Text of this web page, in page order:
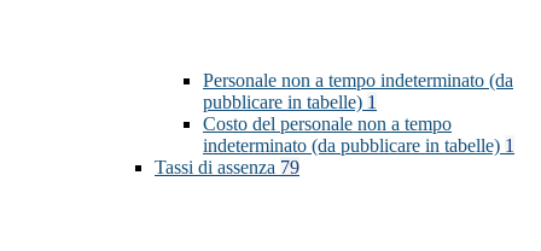
Personale non a tempo indeterminato (da
pubblicare in tabelle) 1
Costo del personale non a tempo
indeterminato (da pubblicare in tabelle) 1
Tassi di assenza 79